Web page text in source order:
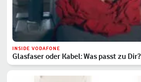
INSIDE VODAFONE
Glasfaser oder Kabel: Was passt zu Dir?